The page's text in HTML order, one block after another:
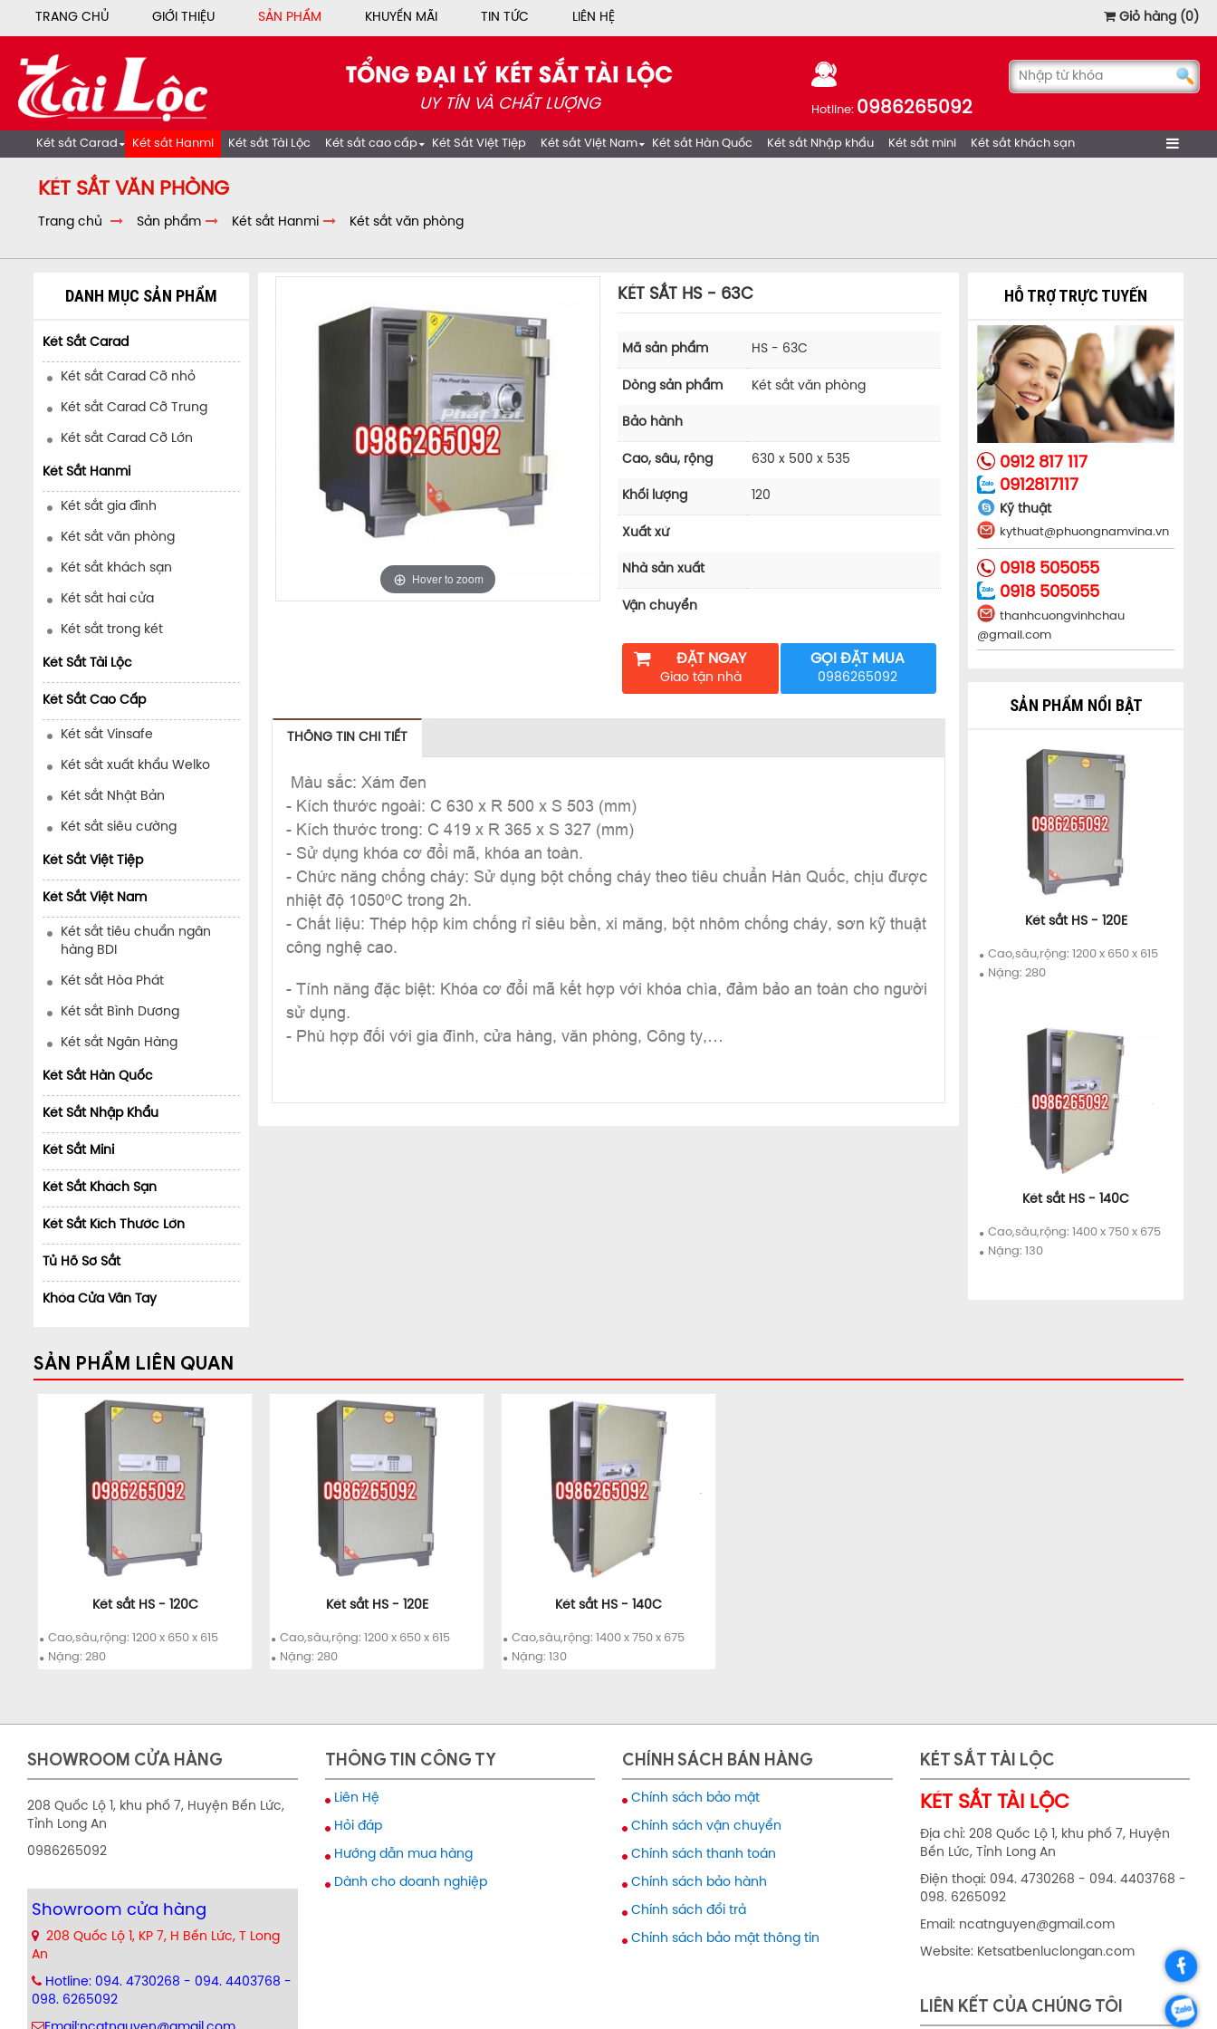
TRANG CHỦ GIỚI THIỆU SẢN PHẨM KHUYẾN MÃI TIN TỨC LIÊN HỆ Giỏ hàng (0)
TỔNG ĐẠI LÝ KÉT SẮT TÀI LỘC
UY TÍN VÀ CHẤT LƯỢNG Hotline: 0986265092
Két sắt Carad Két sắt Hanmi Két sắt Tài Lộc Két sắt cao cấp Két Sắt Việt Tiệp Két sắt Việt Nam Két sắt Hàn Quốc Két sắt Nhập khẩu Két sắt mini Két sắt khách sạn
KÉT SẮT VĂN PHÒNG
Trang chủ Sản phẩm Két sắt Hanmi Két sắt văn phòng
DANH MỤC SẢN PHẨM
Két Sắt Carad
Két sắt Carad Cỡ nhỏ
Két sắt Carad Cỡ Trung
Két sắt Carad Cỡ Lớn
Két Sắt Hanmi
Két sắt gia đình
Két sắt văn phòng
Két sắt khách sạn
Két sắt hai cửa
Két sắt trong két
Két Sắt Tài Lộc
Két Sắt Cao Cấp
Két sắt Vinsafe
Két sắt xuất khẩu Welko
Két sắt Nhật Bản
Két sắt siêu cường
Két Sắt Việt Tiệp
Két Sắt Việt Nam
Két sắt tiêu chuẩn ngân
hàng BDI
Két sắt Hòa Phát
Két sắt Bình Dương
Két sắt Ngân Hàng
Két Sắt Hàn Quốc
Két Sắt Nhập Khẩu
Két Sắt Mini
Két Sắt Khách Sạn
Két Sắt Kích Thước Lớn
Tủ Hồ Sơ Sắt
Khóa Cửa Vân Tay
Hover to zoom
KÉT SẮT HS - 63C
Mã sản phẩm HS - 63C
Dòng sản phẩm Két sắt văn phòng
Bảo hành
Cao, sâu, rộng 630 x 500 x 535
Khối lượng 120
Xuất xứ
Nhà sản xuất
Vận chuyển
ĐẶT NGAY
Giao tận nhà
GỌI ĐẶT MUA
0986265092
THÔNG TIN CHI TIẾT
Màu sắc: Xám đen
- Kích thước ngoài: C 630 x R 500 x S 503 (mm)
- Kích thước trong: C 419 x R 365 x S 327 (mm)
- Sử dụng khóa cơ đổi mã, khóa an toàn.
- Chức năng chống cháy: Sử dụng bột chống cháy theo tiêu chuẩn Hàn Quốc, chịu được
nhiệt độ 1050ºC trong 2h.
- Chất liệu: Thép hộp kim chống rỉ siêu bền, xi măng, bột nhôm chống cháy, sơn kỹ thuật
công nghệ cao.
- Tính năng đặc biệt: Khóa cơ đổi mã kết hợp với khóa chìa, đảm bảo an toàn cho người
sử dụng.
- Phù hợp đối với gia đình, cửa hàng, văn phòng, Công ty,…
HỖ TRỢ TRỰC TUYẾN
0912 817 117
0912817117
Kỹ thuật
kythuat@phuongnamvina.vn
0918 505055
0918 505055
thanhcuongvinhchau
@gmail.com
SẢN PHẨM NỔI BẬT
Két sắt HS - 52C
Nặng: 90
Két sắt HS - 52E
Cao,sâu,rộng: 520 x 430 x 525
Nặng: 90
Chi tiết Mua ngay
Nặng: 280
Két sắt HS - 120E
Cao,sâu,rộng: 1200 x 650 x 615
Nặng: 280
Két sắt HS - 140C
Cao,sâu,rộng: 1400 x 750 x 675
Nặng: 130
Két sắt HS-2030ENL
Cao,sâu,rộng: 200x300x200
Nặng: 8
Chi tiết Mua ngay
SẢN PHẨM LIÊN QUAN
Két sắt HS - 120C
Cao,sâu,rộng: 1200 x 650 x 615
Nặng: 280
Két sắt HS - 120E
Cao,sâu,rộng: 1200 x 650 x 615
Nặng: 280
Két sắt HS - 140C
Cao,sâu,rộng: 1400 x 750 x 675
Nặng: 130
SHOWROOM CỬA HÀNG
208 Quốc Lộ 1, khu phố 7, Huyện Bến Lức,
Tỉnh Long An
0986265092
Showroom cửa hàng
208 Quốc Lộ 1, KP 7, H Bến Lức, T Long
An
Hotline: 094. 4730268 - 094. 4403768 -
098. 6265092
THÔNG TIN CÔNG TY
Liên Hệ
Hỏi đáp
Hướng dẫn mua hàng
Dành cho doanh nghiệp
CHÍNH SÁCH BÁN HÀNG
Chính sách bảo mật
Chính sách vận chuyển
Chính sách thanh toán
Chính sách bảo hành
Chính sách đổi trả
Chính sách bảo mật thông tin
KÉT SẮT TÀI LỘC
KÉT SẮT TÀI LỘC
Địa chỉ: 208 Quốc Lộ 1, khu phố 7, Huyện
Bến Lức, Tỉnh Long An
Điện thoại: 094. 4730268 - 094. 4403768 -
098. 6265092
Email: ncatnguyen@gmail.com
Website: Ketsatbenluclongan.com
LIÊN KẾT CỦA CHÚNG TÔI